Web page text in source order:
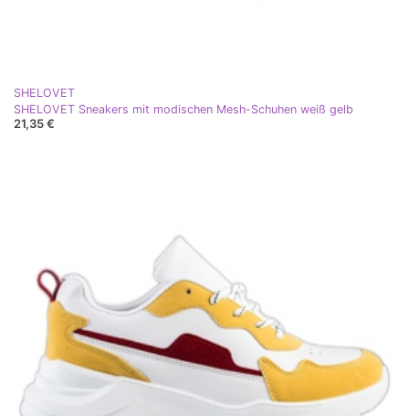
SHELOVET
SHELOVET Sneakers mit modischen Mesh-Schuhen weiß gelb
21,35 €